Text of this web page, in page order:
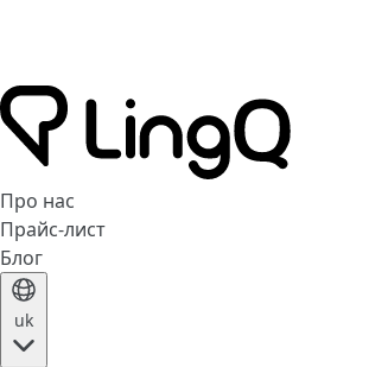
Про нас
Прайс-лист
Блог
uk